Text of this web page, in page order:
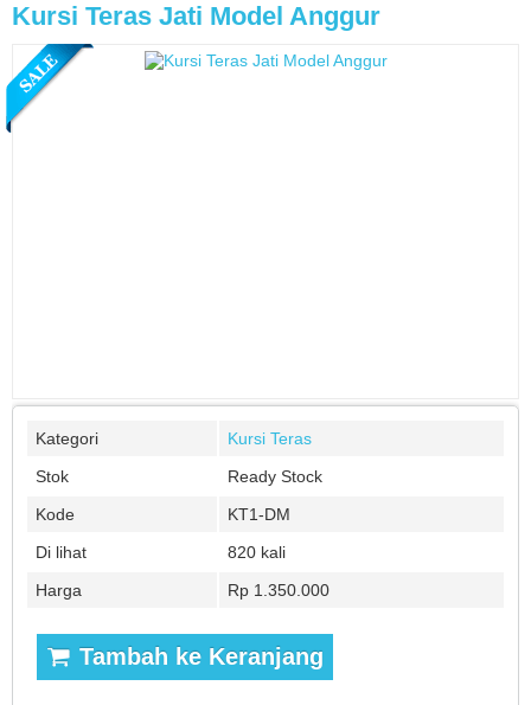
Kursi Teras Jati Model Anggur
Kategori
Kursi Teras
Stok
Ready Stock
Kode
KT1-DM
Di lihat
820 kali
Harga
Rp 1.350.000
Tambah ke Keranjang